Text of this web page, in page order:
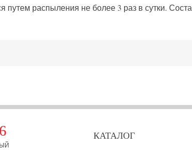
путем распыления не более 3 раз в сутки.
КАТАЛОГ